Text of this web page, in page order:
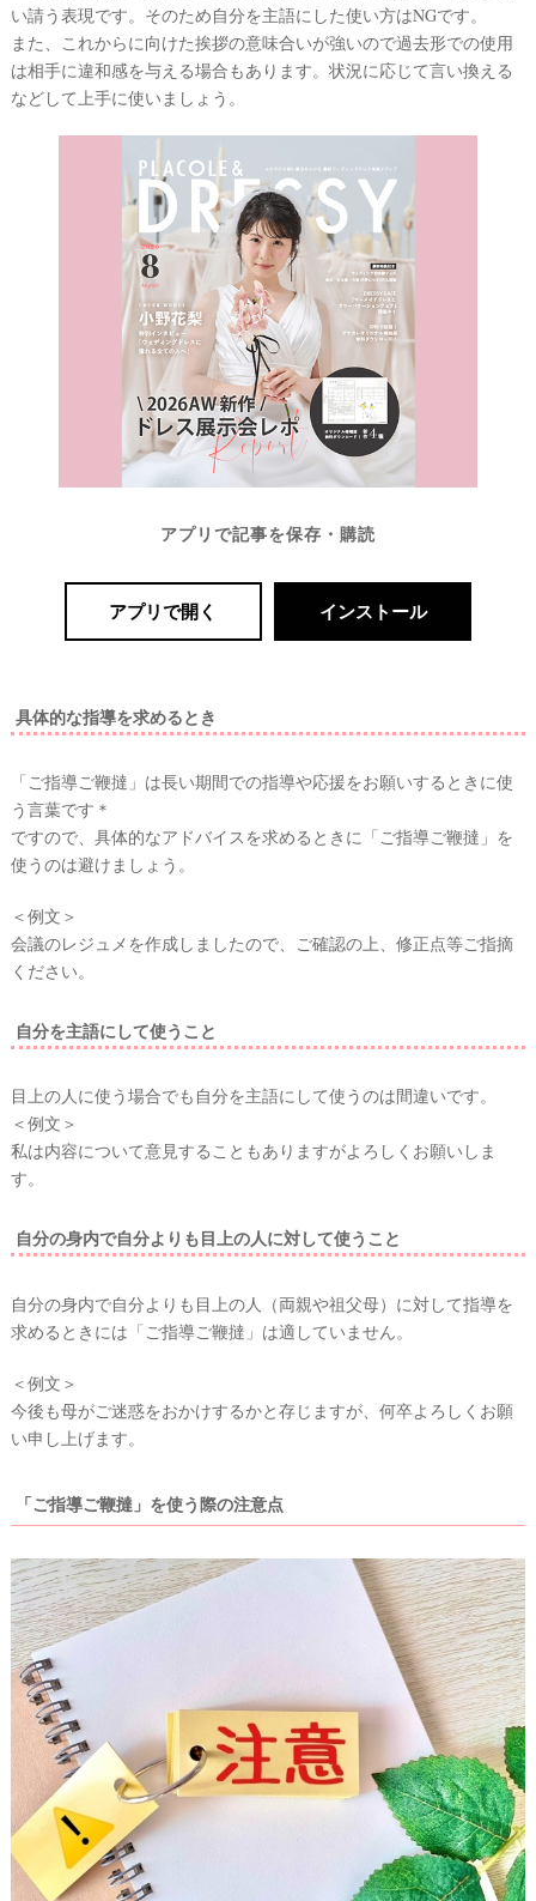
い請う表現です。そのため自分を主語にした使い方はNGです。
また、これからに向けた挨拶の意味合いが強いので過去形での使用
は相手に違和感を与える場合もあります。状況に応じて言い換える
などして上手に使いましょう。
アプリで記事を保存・購読
アプリで開く インストール
具体的な指導を求めるとき
「ご指導ご鞭撻」は長い期間での指導や応援をお願いするときに使
う言葉です＊
ですので、具体的なアドバイスを求めるときに「ご指導ご鞭撻」を
使うのは避けましょう。
＜例文＞
会議のレジュメを作成しましたので、ご確認の上、修正点等ご指摘
ください。
自分を主語にして使うこと
目上の人に使う場合でも自分を主語にして使うのは間違いです。
＜例文＞
私は内容について意見することもありますがよろしくお願いしま
す。
自分の身内で自分よりも目上の人に対して使うこと
自分の身内で自分よりも目上の人（両親や祖父母）に対して指導を
求めるときには「ご指導ご鞭撻」は適していません。
＜例文＞
今後も母がご迷惑をおかけするかと存じますが、何卒よろしくお願
い申し上げます。
「ご指導ご鞭撻」を使う際の注意点